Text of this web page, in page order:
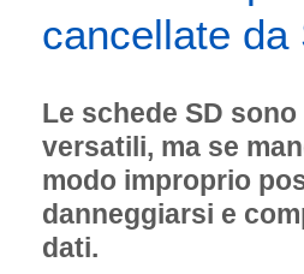
cancellate da
Le schede SD
versatili, ma se
modo improprio
danneggiarsi e
dati.